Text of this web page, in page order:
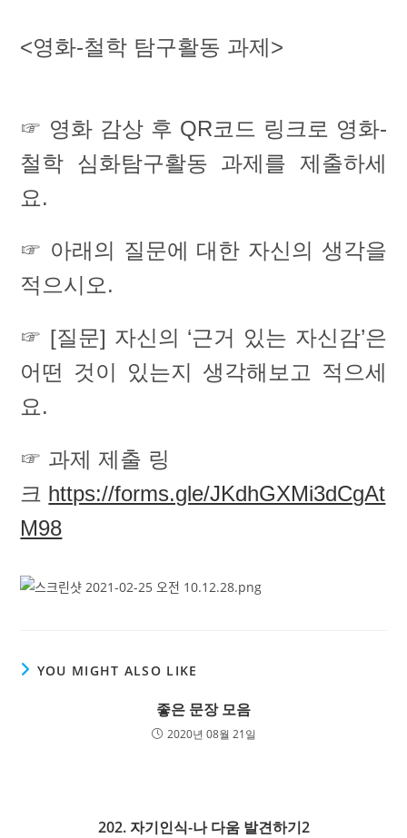
<영화-철학 탐구활동 과제>
☞ 영화 감상 후 QR코드 링크로 영화-
철학 심화탐구활동 과제를 제출하세
요.
☞ 아래의 질문에 대한 자신의 생각을
적으시오.
☞ [질문] 자신의 ‘근거 있는 자신감’은
어떤 것이 있는지 생각해보고 적으세
요.
☞ 과제 제출 링
크 https://forms.gle/JKdhGXMi3dCgAt
M98
YOU MIGHT ALSO LIKE
좋은 문장 모음
2020년 08월 21일
202. 자기인식-나 다움 발견하기2